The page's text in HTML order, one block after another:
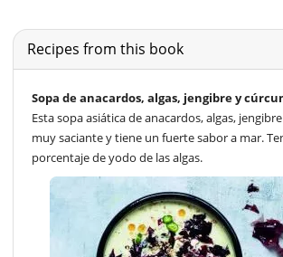
Recipes from this book
Sopa de anacardos, algas, jengibre y
Esta sopa asiática de anacardos, algas,
muy saciante y tiene un fuerte sabor a mar.
porcentaje de yodo de las algas.